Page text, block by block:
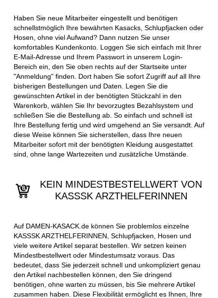
Haben Sie neue Mitarbeiter eingestellt und benötigen
schnellstmöglich Ihre bewährten Kasacks, Schlupfjacken oder
Hosen, ohne viel Aufwand? Dann nutzen Sie unser
komfortables Kundenkonto. Loggen Sie sich einfach mit Ihrer
E-Mail-Adresse und Ihrem Passwort in unserem Login-
Bereich ein, den Sie oben rechts auf der Startseite unter
"Anmeldung" finden. Dort haben Sie sofort Zugriff auf all Ihre
bisherigen Bestellungen und Daten. Legen Sie die
gewünschten Artikel in der benötigten Stückzahl in den
Warenkorb, wählen Sie Ihr bevorzugtes Bezahlsystem und
schließen Sie die Bestellung ab. So einfach und schnell ist
Ihre Bestellung fertig und wird umgehend an Sie versandt. Auf
diese Weise können Sie sicherstellen, dass Ihre neuen
Mitarbeiter sofort mit der benötigten Kleidung ausgestattet
sind, ohne lange Wartezeiten und zusätzliche Umstände.
KEIN MINDESTBESTELLWERT VON
KASSSK ARZTHELFERINNEN
Auf DAMEN-KASACK.de können Sie problemlos einzelne
KASSSK ARZTHELFERINNEN, Schlupfjacken, Hosen und
viele weitere Artikel separat bestellen. Wir setzen keinen
Mindestbestellwert oder Mindestumsatz voraus. Das
bedeutet, dass Sie jederzeit schnell und unkompliziert genau
den Artikel nachbestellen können, den Sie dringend
benötigen, ohne warten zu müssen, bis Sie mehrere Artikel
zusammen haben. Diese Flexibilität ermöglicht es Ihnen, Ihre